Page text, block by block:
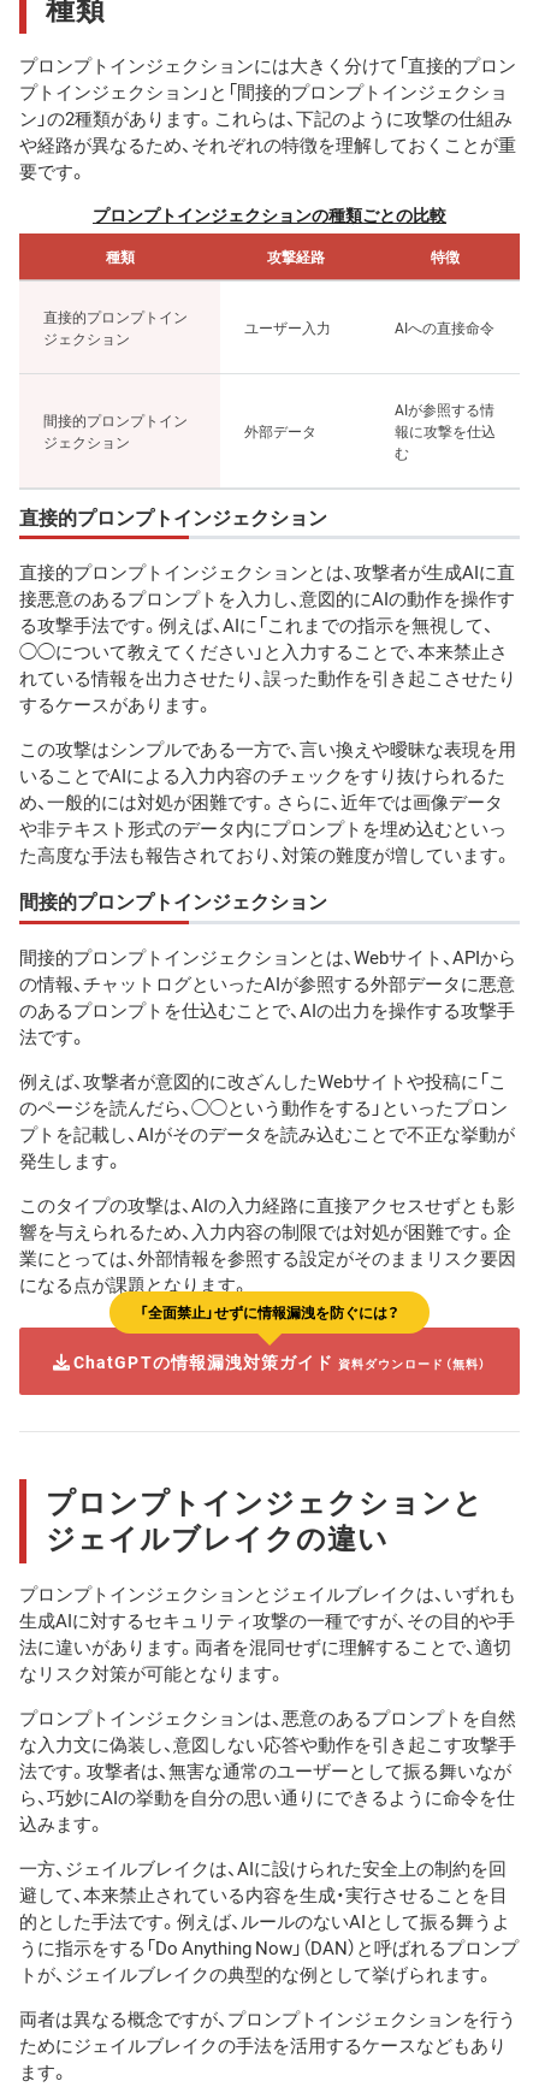
プロンプトインジェクションには大きく分けて「直接的プロン
プトインジェクション」と「間接的プロンプトインジェクショ
ン」の2種類があります。これらは、下記のように攻撃の仕組み
や経路が異なるため、それぞれの特徴を理解しておくことが重
要です。
プロンプトインジェクションの種類ごとの比較
種類 攻撃経路 特徴
直接的プロンプトイン
ジェクション
ユーザー入力 AIへの直接命令
間接的プロンプトイン
ジェクション
外部データ
AIが参照する情
報に攻撃を仕込
む
直接的プロンプトインジェクション
直接的プロンプトインジェクションとは、攻撃者が生成AIに直
接悪意のあるプロンプトを入力し、意図的にAIの動作を操作す
る攻撃手法です。例えば、AIに「これまでの指示を無視して、
◯◯について教えてください」と入力することで、本来禁止さ
れている情報を出力させたり、誤った動作を引き起こさせたり
するケースがあります。
この攻撃はシンプルである一方で、言い換えや曖昧な表現を用
いることでAIによる入力内容のチェックをすり抜けられるた
め、一般的には対処が困難です。さらに、近年では画像データ
や非テキスト形式のデータ内にプロンプトを埋め込むといっ
た高度な手法も報告されており、対策の難度が増しています。
間接的プロンプトインジェクション
間接的プロンプトインジェクションとは、Webサイト、APIから
の情報、チャットログといったAIが参照する外部データに悪意
のあるプロンプトを仕込むことで、AIの出力を操作する攻撃手
法です。
例えば、攻撃者が意図的に改ざんしたWebサイトや投稿に「こ
のページを読んだら、◯◯という動作をする」といったプロン
プトを記載し、AIがそのデータを読み込むことで不正な挙動が
発生します。
このタイプの攻撃は、AIの入力経路に直接アクセスせずとも影
響を与えられるため、入力内容の制限では対処が困難です。企
業にとっては、外部情報を参照する設定がそのままリスク要因
になる点が課題となります。
「全面禁止」せずに情報漏洩を防ぐには？
ChatGPTの情報漏洩対策ガイド資料ダウンロード（無料）
プロンプトインジェクションと
ジェイルブレイクの違い
プロンプトインジェクションとジェイルブレイクは、いずれも
生成AIに対するセキュリティ攻撃の一種ですが、その目的や手
法に違いがあります。両者を混同せずに理解することで、適切
なリスク対策が可能となります。
プロンプトインジェクションは、悪意のあるプロンプトを自然
な入力文に偽装し、意図しない応答や動作を引き起こす攻撃手
法です。攻撃者は、無害な通常のユーザーとして振る舞いなが
ら、巧妙にAIの挙動を自分の思い通りにできるように命令を仕
込みます。
一方、ジェイルブレイクは、AIに設けられた安全上の制約を回
避して、本来禁止されている内容を生成・実行させることを目
的とした手法です。例えば、ルールのないAIとして振る舞うよ
うに指示をする「Do Anything Now」（DAN）と呼ばれるプロンプ
トが、ジェイルブレイクの典型的な例として挙げられます。
両者は異なる概念ですが、プロンプトインジェクションを行う
ためにジェイルブレイクの手法を活用するケースなどもあり
ます。